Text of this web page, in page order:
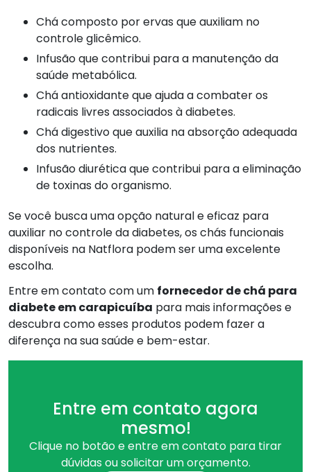
Chá composto por ervas que auxiliam no
controle glicêmico.
Infusão que contribui para a manutenção da
saúde metabólica.
Chá antioxidante que ajuda a combater os
radicais livres associados à diabetes.
Chá digestivo que auxilia na absorção adequada
dos nutrientes.
Infusão diurética que contribui para a eliminação
de toxinas do organismo.
Se você busca uma opção natural e eficaz para
auxiliar no controle da diabetes, os chás funcionais
disponíveis na Natflora podem ser uma excelente
escolha.
Entre em contato com um fornecedor de chá para
diabete em carapicuíba para mais informações e
descubra como esses produtos podem fazer a
diferença na sua saúde e bem-estar.
Entre em contato agora
mesmo!
Clique no botão e entre em contato para tirar
dúvidas ou solicitar um orçamento.